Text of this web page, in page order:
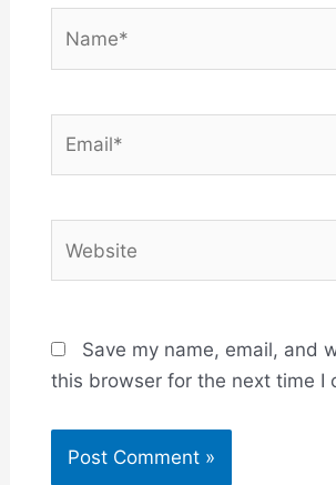
Save my name, email, and
this browser for the next time I